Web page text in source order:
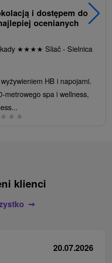
i dostępem do
ocenianych
★★★★ Sliač - Sielnica
HB i napojami.
metrowego spa i wellness,
klienci
20.07.2026